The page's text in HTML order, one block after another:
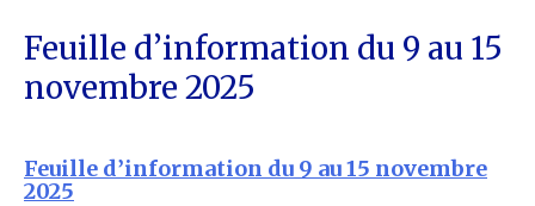
Feuille d’information du 9 au 15
novembre 2025
Feuille d’information du 9 au 15 novembre
2025